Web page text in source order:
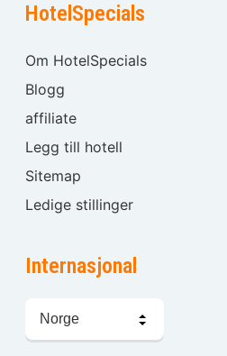
HotelSpecials
Om HotelSpecials
Blogg
affiliate
Legg till hotell
Sitemap
Ledige stillinger
Internasjonal